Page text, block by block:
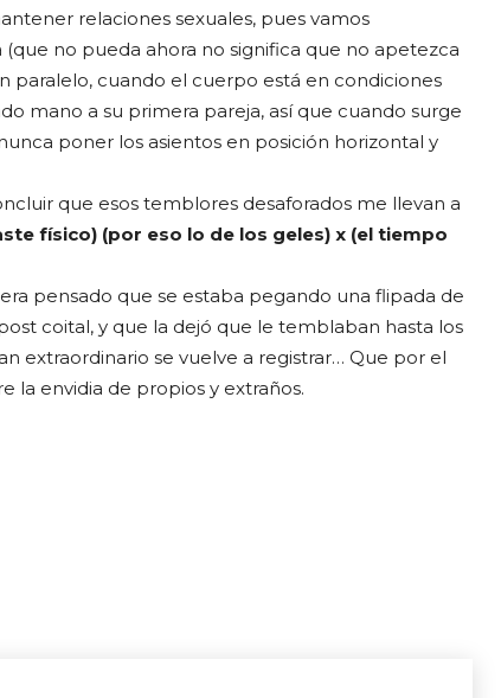
relaciones sexuales, pues vamos
no pueda ahora no significa que no apetezca
paralelo, cuando el cuerpo está en condiciones
mano a su primera pareja, así que cuando surge
poner los asientos en posición horizontal y
que esos temblores desaforados me llevan a
físico) (por eso lo de los geles) x (el tiempo
pensado que se estaba pegando una flipada de
coital, y que la dejó que le temblaban hasta los
extraordinario se vuelve a registrar… Que por el
la envidia de propios y extraños.